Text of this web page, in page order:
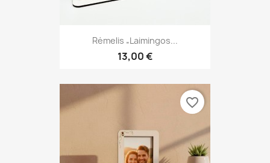
Rėmelis „Laimingos...
13,00 €
favorite_border